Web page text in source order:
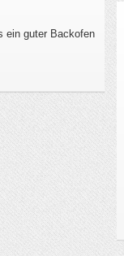
ein guter Backofen